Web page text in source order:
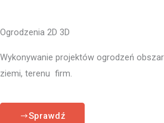
Ogrodzenia 2D 3D
Wykonywanie projektów ogrodzeń
ziemi, terenu firm.
Sprawdź